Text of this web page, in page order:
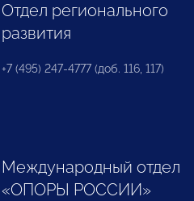
Отдел регионального
развития
+7 (495) 247-4777 (доб. 116, 117)
Международный отдел
«ОПОРЫ РОССИИ»